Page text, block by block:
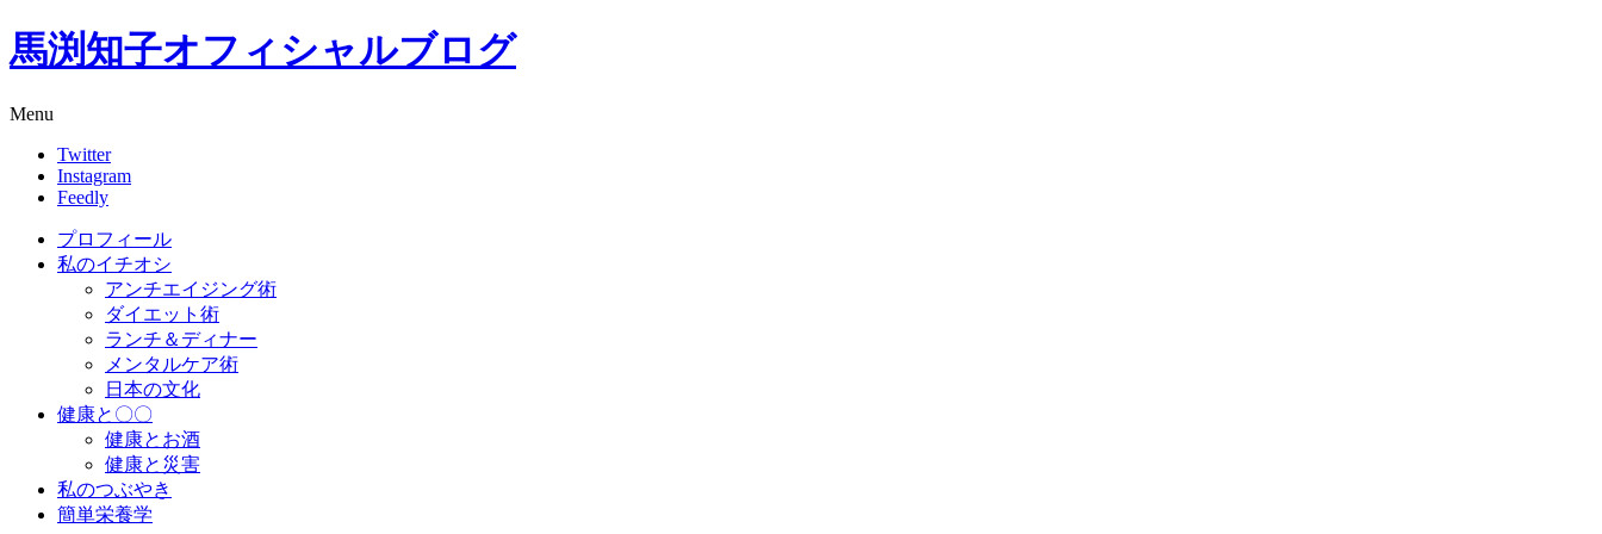
馬渕知子オフィシャルブログ
Menu
Twitter
Instagram
Feedly
プロフィール
私のイチオシ
アンチエイジング術
ダイエット術
ランチ＆ディナー
メンタルケア術
日本の文化
健康と〇〇
健康とお酒
健康と災害
私のつぶやき
簡単栄養学